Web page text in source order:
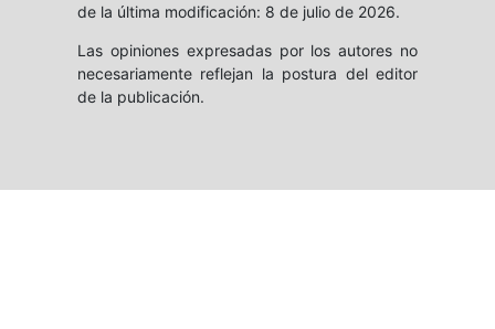
de la última modificación: 8 de julio de 2026.
Las opiniones expresadas por los autores no
necesariamente reflejan la postura del editor
de la publicación.